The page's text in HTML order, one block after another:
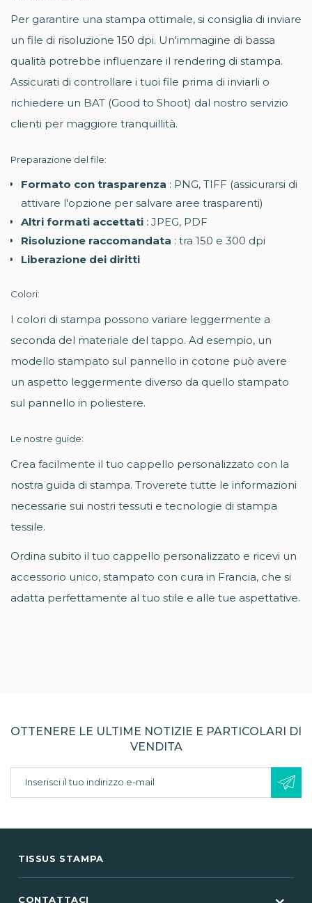
Per garantire una stampa ottimale, si consiglia di inviare
un file di risoluzione 150 dpi. Un'immagine di bassa
qualità potrebbe influenzare il rendering di stampa.
Assicurati di controllare i tuoi file prima di inviarli o
richiedere un BAT (Good to Shoot) dal nostro servizio
clienti per maggiore tranquillità.
Preparazione del file:
Formato con trasparenza : PNG, TIFF (assicurarsi di
attivare l'opzione per salvare aree trasparenti)
Altri formati accettati : JPEG, PDF
Risoluzione raccomandata : tra 150 e 300 dpi
Liberazione dei diritti
Colori:
I colori di stampa possono variare leggermente a
seconda del materiale del tappo. Ad esempio, un
modello stampato sul pannello in cotone può avere
un aspetto leggermente diverso da quello stampato
sul pannello in poliestere.
Le nostre guide:
Crea facilmente il tuo cappello personalizzato con la
nostra guida di stampa. Troverete tutte le informazioni
necessarie sui nostri tessuti e tecnologie di stampa
tessile.
Ordina subito il tuo cappello personalizzato e ricevi un
accessorio unico, stampato con cura in Francia, che si
adatta perfettamente al tuo stile e alle tue aspettative.
OTTENERE LE ULTIME NOTIZIE E PARTICOLARI DI
VENDITA
TISSUS STAMPA
CONTATTACI